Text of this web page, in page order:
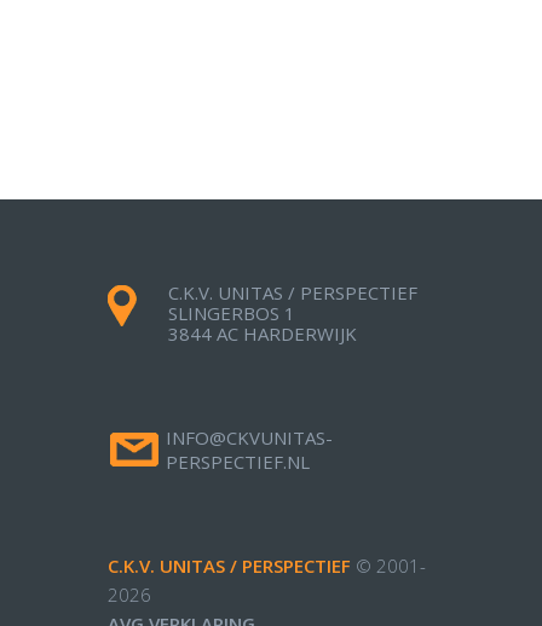
C.K.V. UNITAS / PERSPECTIEF
SLINGERBOS 1
3844 AC HARDERWIJK
INFO@CKVUNITAS-
PERSPECTIEF.NL
C.K.V. UNITAS / PERSPECTIEF © 2001-
2026